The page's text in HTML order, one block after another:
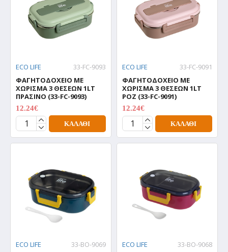
ECO LIFE
33-FC-9093
ΦΑΓΗΤΟΔΟΧΕΙΟ ΜΕ
ΧΩΡΙΣΜΑ 3 ΘΕΣΕΩΝ 1LT
ΠΡΑΣΙΝΟ (33-FC-9093)
12.24€
ΚΑΛΆΘΙ
ECO LIFE
33-FC-9091
ΦΑΓΗΤΟΔΟΧΕΙΟ ΜΕ
ΧΩΡΙΣΜΑ 3 ΘΕΣΕΩΝ 1LT
ΡΟΖ (33-FC-9091)
12.24€
ΚΑΛΆΘΙ
ECO LIFE
33-BO-9069
ECO LIFE
33-BO-9068